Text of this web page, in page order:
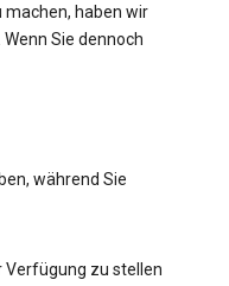
haben wir
Sie dennoch
während Sie
Verfügung zu stellen